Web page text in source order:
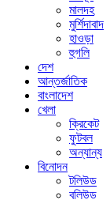
মালদহ
মুর্শিদাবাদ
হাওড়া
হুগলি
দেশ
আন্তর্জাতিক
বাংলাদেশ
খেলা
ক্রিকেট
ফুটবল
অন্যান্য
বিনোদন
টলিউড
বলিউড